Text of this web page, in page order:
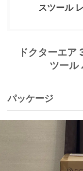
スツール
ドクターエア
ツール
パッケージ